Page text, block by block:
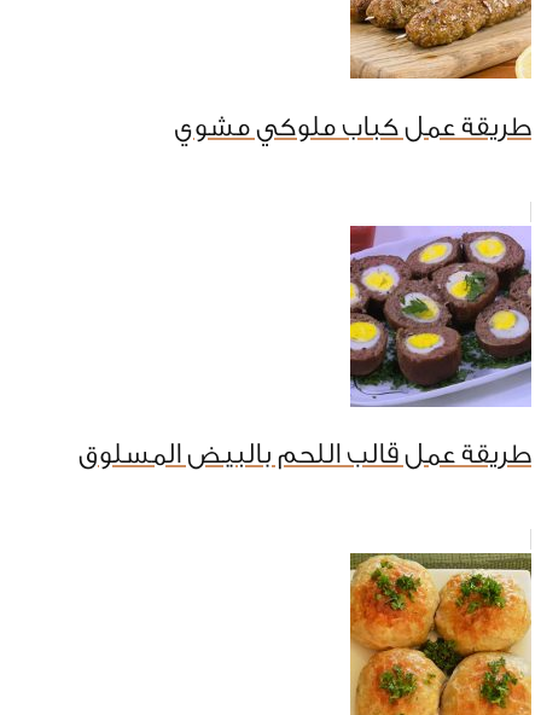
طريقة عمل كباب ملوكي مشوي
طريقة عمل قالب اللحم بالبيض المسلوق